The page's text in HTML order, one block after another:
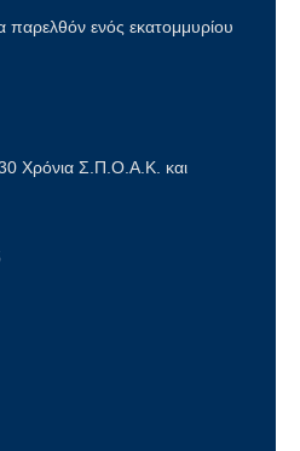
παρελθόν ενός εκατομμυρίου
Χρόνια Σ.Π.Ο.Α.Κ. και